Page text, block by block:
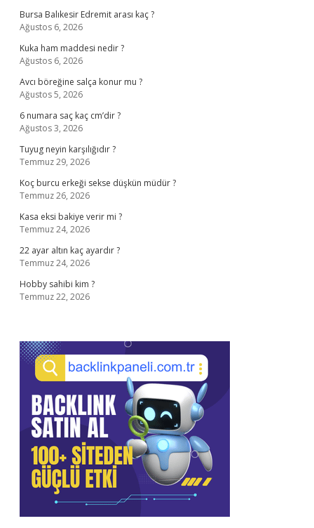
Bursa Balıkesir Edremit arası kaç ?
Ağustos 6, 2026
Kuka ham maddesi nedir ?
Ağustos 6, 2026
Avcı böreğine salça konur mu ?
Ağustos 5, 2026
6 numara saç kaç cm’dir ?
Ağustos 3, 2026
Tuyug neyin karşılığıdır ?
Temmuz 29, 2026
Koç burcu erkeği sekse düşkün müdür ?
Temmuz 26, 2026
Kasa eksi bakiye verir mi ?
Temmuz 24, 2026
22 ayar altın kaç ayardır ?
Temmuz 24, 2026
Hobby sahibi kim ?
Temmuz 22, 2026